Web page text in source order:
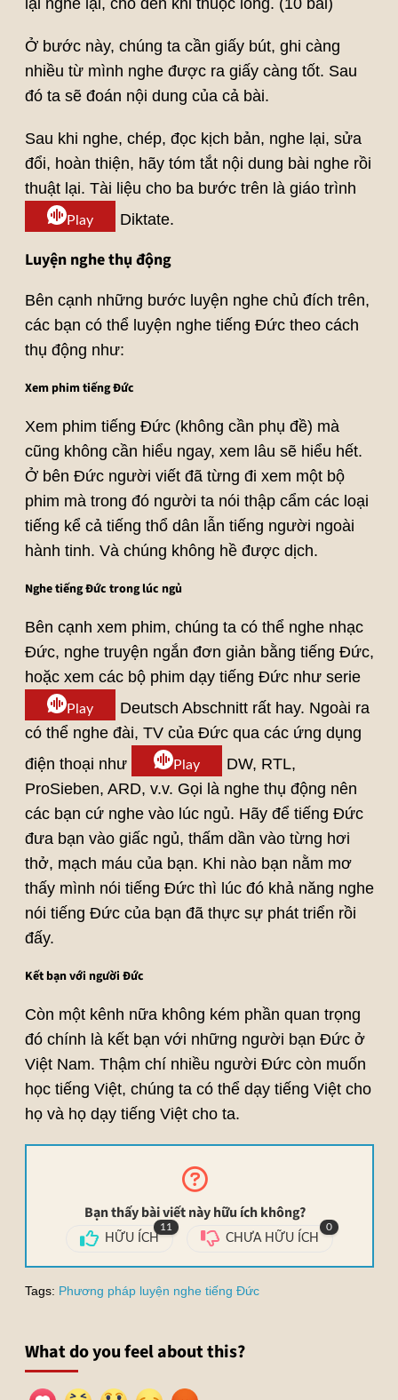
lại nghe lại, cho đến khi thuộc lòng. (10 bài)
Ở bước này, chúng ta cần giấy bút, ghi càng
nhiều từ mình nghe được ra giấy càng tốt. Sau
đó ta sẽ đoán nội dung của cả bài.
Sau khi nghe, chép, đọc kịch bản, nghe lại, sửa
đổi, hoàn thiện, hãy tóm tắt nội dung bài nghe rồi
thuật lại. Tài liệu cho ba bước trên là giáo trình
Play Diktate.
Luyện nghe thụ động
Bên cạnh những bước luyện nghe chủ đích trên,
các bạn có thể luyện nghe tiếng Đức theo cách
thụ động như:
Xem phim tiếng Đức
Xem phim tiếng Đức (không cần phụ đề) mà
cũng không cần hiểu ngay, xem lâu sẽ hiểu hết.
Ở bên Đức người viết đã từng đi xem một bộ
phim mà trong đó người ta nói thập cẩm các loại
tiếng kể cả tiếng thổ dân lẫn tiếng người ngoài
hành tinh. Và chúng không hề được dịch.
Nghe tiếng Đức trong lúc ngủ
Bên cạnh xem phim, chúng ta có thể nghe nhạc
Đức, nghe truyện ngắn đơn giản bằng tiếng Đức,
hoặc xem các bộ phim dạy tiếng Đức như serie
Play
Deutsch Abschnitt rất hay. Ngoài ra
có thể nghe đài, TV của Đức qua các ứng dụng
điện thoại như
Play
DW, RTL,
ProSieben, ARD, v.v. Gọi là nghe thụ động nên
các bạn cứ nghe vào lúc ngủ. Hãy để tiếng Đức
đưa bạn vào giấc ngủ, thấm dần vào từng hơi
thở, mạch máu của bạn. Khi nào bạn nằm mơ
thấy mình nói tiếng Đức thì lúc đó khả năng nghe
nói tiếng Đức của bạn đã thực sự phát triển rồi
đấy.
Kết bạn với người Đức
Còn một kênh nữa không kém phần quan trọng
đó chính là kết bạn với những người bạn Đức ở
Việt Nam. Thậm chí nhiều người Đức còn muốn
học tiếng Việt, chúng ta có thể dạy tiếng Việt cho
họ và họ dạy tiếng Việt cho ta.
Bạn thấy bài viết này hữu ích không?
HỮU ÍCH
11
CHƯA HỮU ÍCH
0
Tags: Phương pháp luyện nghe tiếng Đức
What do you feel about this?